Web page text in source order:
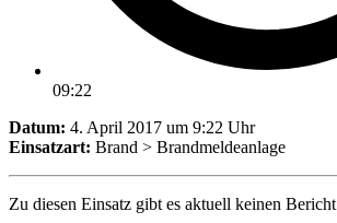
09:22
Datum: 4. April 2017 um 9:22 Uhr
Einsatzart: Brand > Brandmeldeanlage
Zu diesen Einsatz gibt es aktuell keinen Bericht